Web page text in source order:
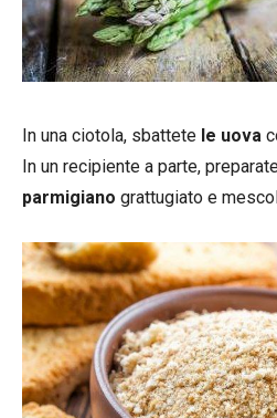
In una ciotola, sbattete le uova
In un recipiente a parte,
parmigiano grattugiato e